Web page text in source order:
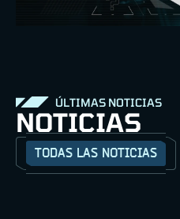
ÚLTIMAS NOTICIAS
NOTICIAS
TODAS LAS NOTICIAS